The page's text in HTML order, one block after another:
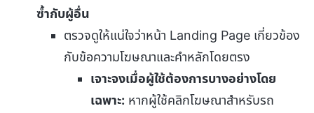
ซ้ำกับผู้อื่น
ตรวจดูให้แน่ใจว่าหน้า Landing Page เกี่ยวข้อง
กับข้อความโฆษณาและคำหลักโดยตรง
เจาะจงเมื่อผู้ใช้ต้องการบางอย่างโดย
เฉพาะ: หากผู้ใช้คลิกโฆษณาสำหรับรถ